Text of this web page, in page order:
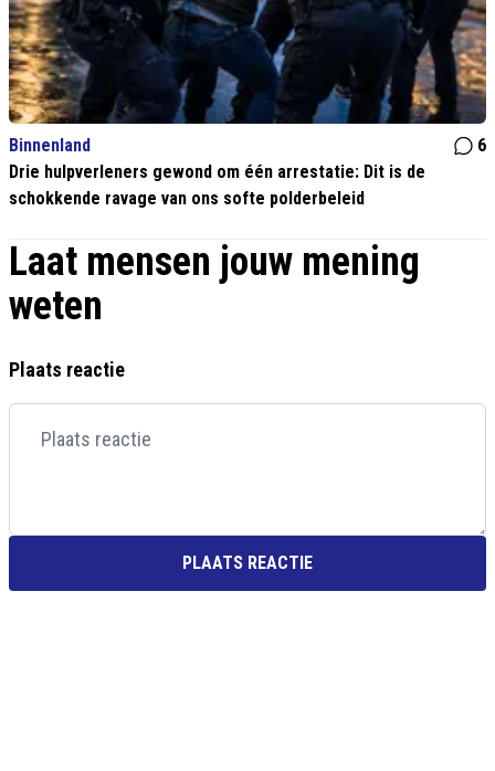
Binnenland
6
Drie hulpverleners gewond om één arrestatie: Dit is de
schokkende ravage van ons softe polderbeleid
Laat mensen jouw mening
weten
Plaats reactie
PLAATS REACTIE